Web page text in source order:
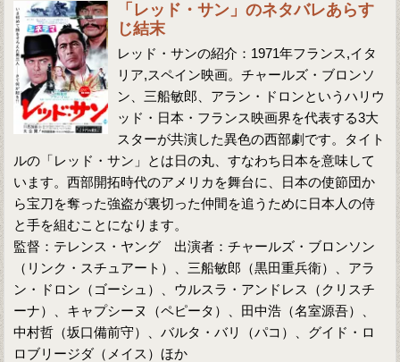
「レッド・サン」のネタバレあらす
じ結末
レッド・サンの紹介：1971年フランス,イタ
リア,スペイン映画。チャールズ・ブロンソ
ン、三船敏郎、アラン・ドロンというハリウ
ッド・日本・フランス映画界を代表する3大
スターが共演した異色の西部劇です。タイト
ルの「レッド・サン」とは日の丸、すなわち日本を意味して
います。西部開拓時代のアメリカを舞台に、日本の使節団か
ら宝刀を奪った強盗が裏切った仲間を追うために日本人の侍
と手を組むことになります。
監督：テレンス・ヤング 出演者：チャールズ・ブロンソン
（リンク・スチュアート）、三船敏郎（黒田重兵衛）、アラ
ン・ドロン（ゴーシュ）、ウルスラ・アンドレス（クリスチ
ーナ）、キャプシーヌ（ペピータ）、田中浩（名室源吾）、
中村哲（坂口備前守）、バルタ・バリ（パコ）、グイド・ロ
ロブリージダ（メイス）ほか